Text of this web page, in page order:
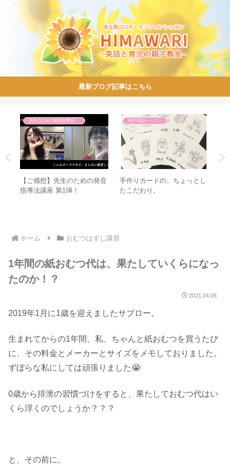
最新ブログ記事はこちら
先生のための発音指導法講座
【ご感想】先生のための発音
指導法講座 第1弾！
親子英語レッスン
手作りカードの、ちょっとし
たこだわり。
ホーム おむつはずし講習
1年間の紙おむつ代は、果たしていくらになっ
たのか！？
2021.04.06
2019年1月に1歳を迎えましたサブロー。
生まれてからの1年間、私、ちゃんと紙おむつを買うたび
に、その料金とメーカーとサイズをメモしておりました。
ずぼらな私にしては頑張りました😭
0歳から排泄の習慣づけをすると、果たしておむつ代はい
くら浮くのでしょうか？？？
と、その前に。